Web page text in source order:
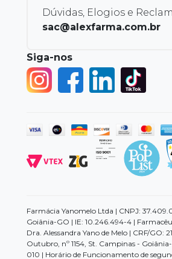
Dúvidas, Elogios e
sac@alexfarma.com.br
Siga-nos
Farmácia Yanomelo Ltda | CNPJ:
Goiânia-GO | IE: 10.246.494-4 |
Dra. Alessandra Yano de Melo | CRF/GO:
Outubro, nº 1154, St. Campinas -
010 | Horário de Funcionamento de